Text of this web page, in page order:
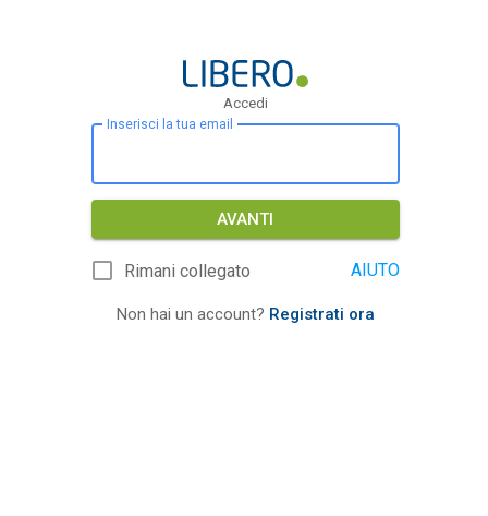
Accedi
Inserisci la tua email
AVANTI
Rimani collegato AIUTO
Non hai un account? Registrati ora